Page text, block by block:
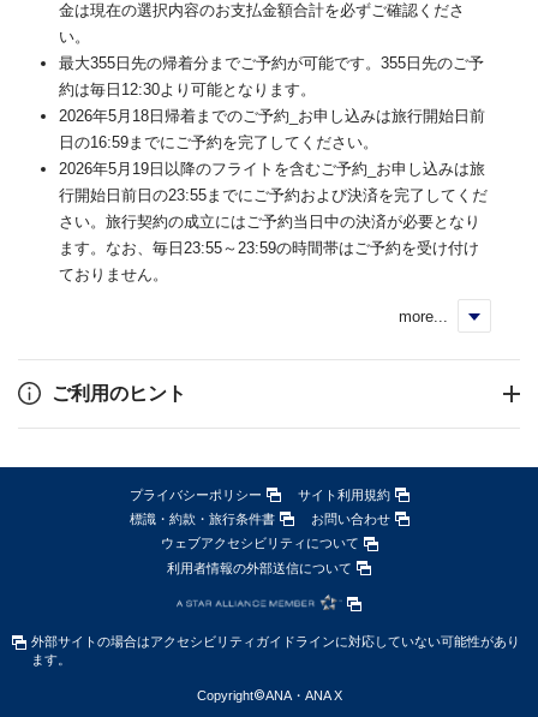
金は現在の選択内容のお支払金額合計を必ずご確認くださ
い。
最大355日先の帰着分までご予約が可能です。355日先のご予
約は毎日12:30より可能となります。
2026年5月18日帰着までのご予約_お申し込みは旅行開始日前
日の16:59までにご予約を完了してください。
2026年5月19日以降のフライトを含むご予約_お申し込みは旅
行開始日前日の23:55までにご予約および決済を完了してくだ
さい。旅行契約の成立にはご予約当日中の決済が必要となり
ます。なお、毎日23:55～23:59の時間帯はご予約を受け付け
ておりません。
more...
ご利用のヒント
プライバシーポリシー
サイト利用規約
標識・約款・旅行条件書
お問い合わせ
ウェブアクセシビリティについて
利用者情報の外部送信について
外部サイトの場合はアクセシビリティガイドラインに対応していない可能性があり
ます。
Copyright©ANA・ANA X